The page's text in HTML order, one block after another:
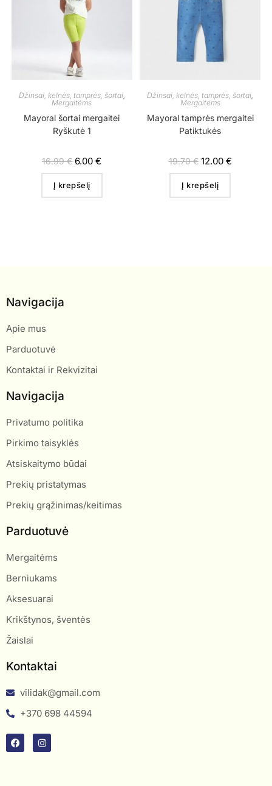
Džinsai, kelnės, tamprės, šortai,
Mergaitėms
Mayoral šortai mergaitei
Ryškutė 1
16.99€ 6.00€
Į krepšelį
Džinsai, kelnės, tamprės, šortai
Mergaitėms
Mayoral tamprės mergaitei
Patiktukės
19.70€ 12.00 €
Į krepšelį
Navigacija
Apie mus
Parduotuvė
Kontaktai ir Rekvizitai
Navigacija
Privatumo politika
Pirkimo taisyklės
Atsiskaitymo būdai
Prekių pristatymas
Prekių grąžinimas/keitimas
Parduotuvė
Mergaitėms
Berniukams
Aksesuarai
Krikštynos, šventės
Žaislai
Kontaktai
vilidak@gmail.com
+370 698 44594